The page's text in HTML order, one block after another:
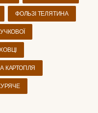
ФОЛЬЗІ ТЕЛЯТИНА
КАРТОПЛЯ